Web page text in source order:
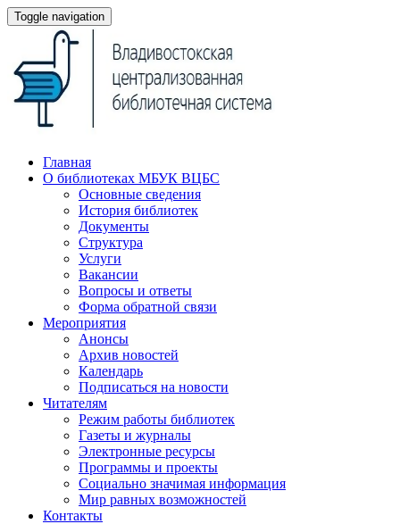
Toggle navigation
Главная
О библиотеках МБУК ВЦБС
Основные сведения
История библиотек
Документы
Структура
Услуги
Вакансии
Вопросы и ответы
Форма обратной связи
Мероприятия
Анонсы
Архив новостей
Календарь
Подписаться на новости
Читателям
Режим работы библиотек
Газеты и журналы
Электронные ресурсы
Программы и проекты
Социально значимая информация
Мир равных возможностей
Контакты